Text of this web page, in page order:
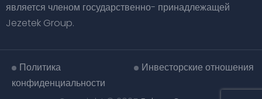
является членом государственно- принадлежащей
Jezetek Group.
Политика
конфиденциальности
Инвесторские отношения